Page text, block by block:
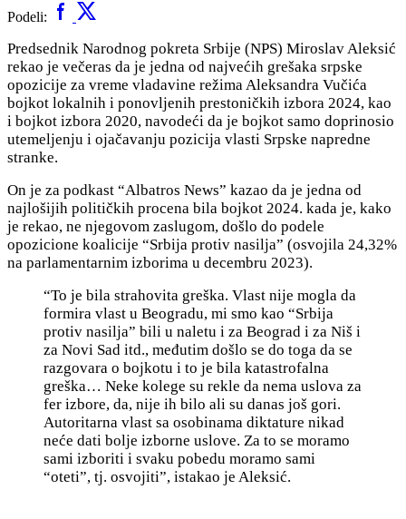
Podeli:
Predsednik Narodnog pokreta Srbije (NPS) Miroslav Aleksić
rekao je večeras da je jedna od najvećih grešaka srpske
opozicije za vreme vladavine režima Aleksandra Vučića
bojkot lokalnih i ponovljenih prestoničkih izbora 2024, kao
i bojkot izbora 2020, navodeći da je bojkot samo doprinosio
utemeljenju i ojačavanju pozicija vlasti Srpske napredne
stranke.
On je za podkast “Albatros News” kazao da je jedna od
najlošijih političkih procena bila bojkot 2024. kada je, kako
je rekao, ne njegovom zaslugom, došlo do podele
opozicione koalicije “Srbija protiv nasilja” (osvojila 24,32%
na parlamentarnim izborima u decembru 2023).
“To je bila strahovita greška. Vlast nije mogla da
formira vlast u Beogradu, mi smo kao “Srbija
protiv nasilja” bili u naletu i za Beograd i za Niš i
za Novi Sad itd., međutim došlo se do toga da se
razgovara o bojkotu i to je bila katastrofalna
greška… Neke kolege su rekle da nema uslova za
fer izbore, da, nije ih bilo ali su danas još gori.
Autoritarna vlast sa osobinama diktature nikad
neće dati bolje izborne uslove. Za to se moramo
sami izboriti i svaku pobedu moramo sami
“oteti”, tj. osvojiti”, istakao je Aleksić.